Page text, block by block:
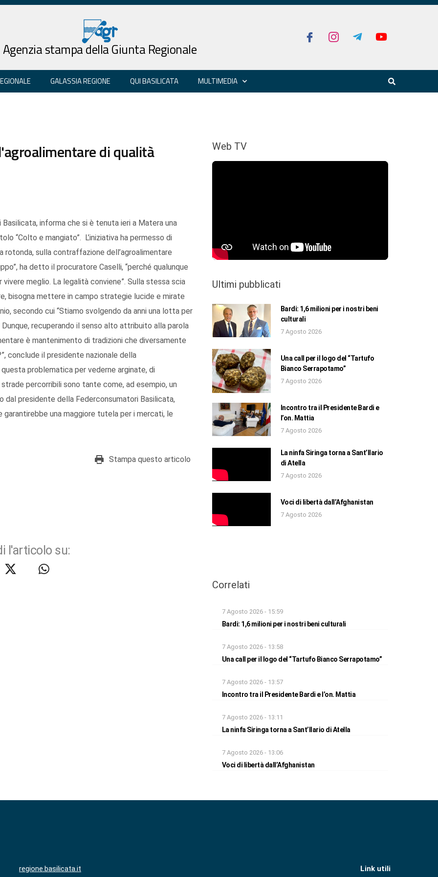
Agenzia stampa della Giunta Regionale
GALASSIA REGIONE QUI BASILICATA MULTIMEDIA
di qualità
informa che si è tenuta ieri a Matera una
“Colto e mangiato”. L’iniziativa ha permesso di
sulla contraffazione dell’agroalimentare
ha detto il procuratore Caselli, “perché qualunque
meglio. La legalità conviene”. Sulla stessa scia
bisogna mettere in campo strategie lucide e mirate
secondo cui “Stiamo svolgendo da anni una lotta per
recuperando il senso alto attribuito alla parola
è mantenimento di tradizioni che diversamente
conclude il presidente nazionale della
problematica per vederne arginate, di
percorribili sono tante come, ad esempio, un
dal presidente della Federconsumatori Basilicata,
garantirebbe una maggiore tutela per i mercati, le
Stampa questo articolo
l'articolo su:
Web TV
Ultimi pubblicati
Bardi: 1,6 milioni per i nostri beni
culturali
7 Agosto 2026
Una call per il logo del “Tartufo
Bianco Serrapotamo”
7 Agosto 2026
Incontro tra il Presidente Bardi e
l’on. Mattia
7 Agosto 2026
La ninfa Siringa torna a Sant’Ilario
di Atella
7 Agosto 2026
Voci di libertà dall’Afghanistan
7 Agosto 2026
Correlati
7 Agosto 2026 - 15:59
Bardi: 1,6 milioni per i nostri beni culturali
7 Agosto 2026 - 13:58
Una call per il logo del “Tartufo Bianco Serrapotamo”
7 Agosto 2026 - 13:57
Incontro tra il Presidente Bardi e l’on. Mattia
7 Agosto 2026 - 13:11
La ninfa Siringa torna a Sant’Ilario di Atella
7 Agosto 2026 - 13:06
Voci di libertà dall’Afghanistan
regione.basilicata.it
Link utili